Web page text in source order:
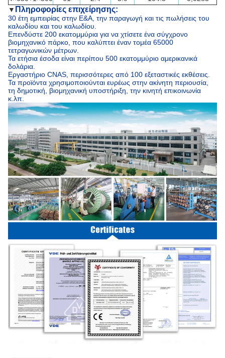
▼ Πληροφορίες επιχείρησης:
30 έτη εμπειρίας στην Ε&Α, την παραγωγή και τις πωλήσεις του
καλωδίου και του καλωδίου.
Επενδύστε 200 εκατομμύρια για να χτίσετε ένα σύγχρονο
βιομηχανικό πάρκο, που καλύπτει έναν τομέα 65000
τετραγωνικών μέτρων.
Τα ετήσια έσοδα είναι περίπου 500 εκατομμύριο αμερικανικά
δολάρια.
Εργαστήριο CNAS, περισσότερες από 100 εξεταστικές εκθέσεις.
Τα προϊόντα χρησιμοποιούνται ευρέως στην ακίνητη περιουσία,
τη δημοτική, βιομηχανική υποστήριξη, την κινητή επικοινωνία
κ.λπ.